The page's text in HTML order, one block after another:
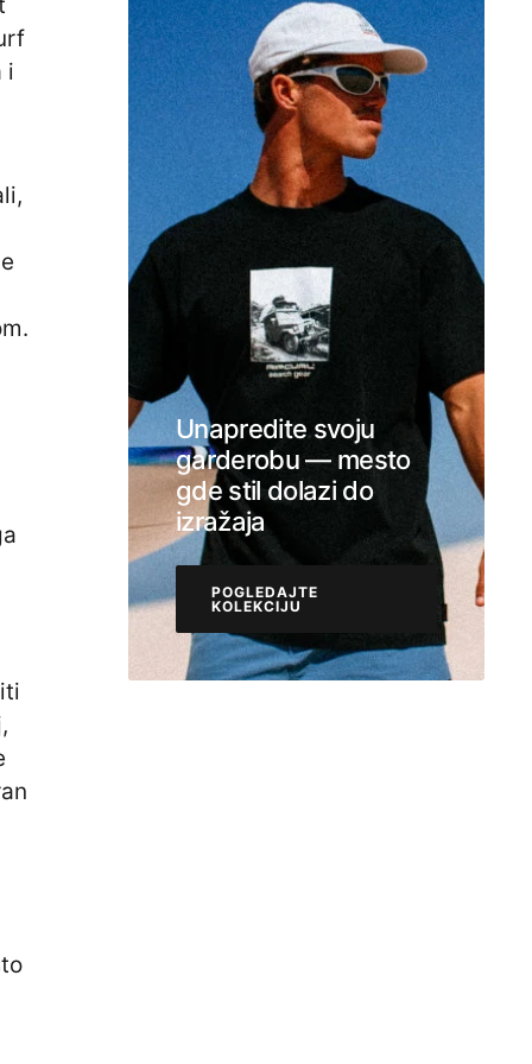
i
Unapredite svoju
garderobu — mesto
gde stil dolazi do
izražaja
POGLEDAJTE
KOLEKCIJU
KOLEKCIJU